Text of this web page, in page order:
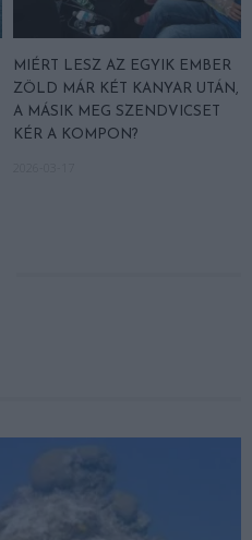
MIÉRT LESZ AZ EGYIK EMBER
ZÖLD MÁR KÉT KANYAR UTÁN,
A MÁSIK MEG SZENDVICSET
KÉR A KOMPON?